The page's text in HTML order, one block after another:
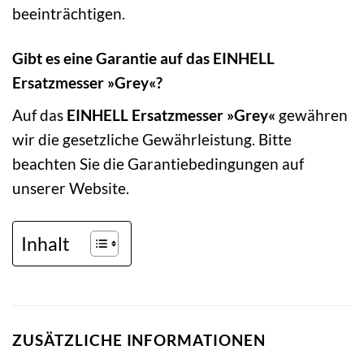
beeinträchtigen.
Gibt es eine Garantie auf das EINHELL
Ersatzmesser »Grey«?
Auf das EINHELL Ersatzmesser »Grey« gewähren
wir die gesetzliche Gewährleistung. Bitte
beachten Sie die Garantiebedingungen auf
unserer Website.
Inhalt
ZUSÄTZLICHE INFORMATIONEN